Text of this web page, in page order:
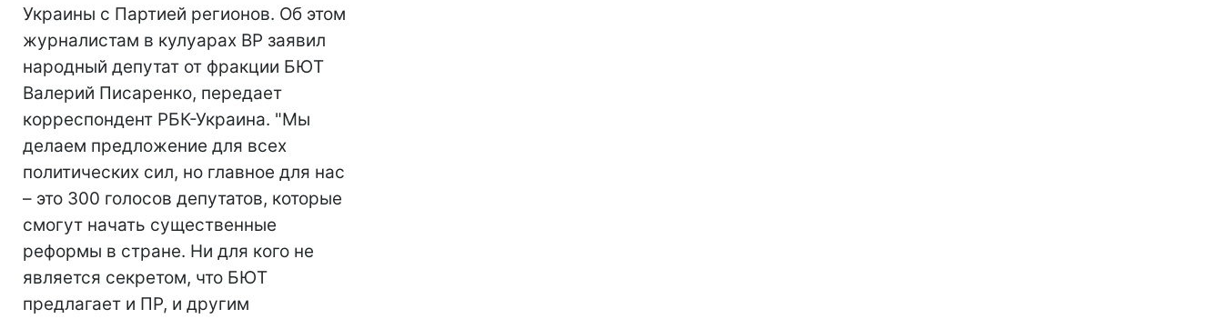
Украины с Партией регионов. Об этом
журналистам в кулуарах ВР заявил
народный депутат от фракции БЮТ
Валерий Писаренко, передает
корреспондент РБК-Украина. "Мы
делаем предложение для всех
политических сил, но главное для нас
– это 300 голосов депутатов, которые
смогут начать существенные
реформы в стране. Ни для кого не
является секретом, что БЮТ
предлагает и ПР, и другим